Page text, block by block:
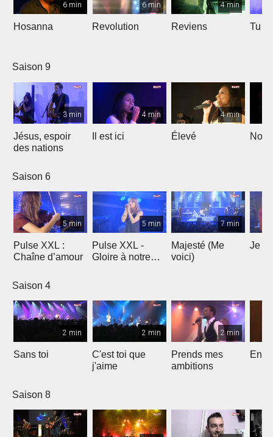
6 min
Hosanna
6 min
Revolution
4 min
Reviens Tu
Saison 9
3 min
Jésus, espoir
des nations
4 min
Il est ici
4 min
Élevé
Saison 6
5 min
Pulse XXL :
Chaîne d’amour
5 min
Pulse XXL -
Gloire à notre
7 min
Majesté (Me
voici)
Je te
Saison 4
2 min
Sans toi
2 min
C'est toi que
j'aime
2 min
Prends mes
ambitions
Saison 8